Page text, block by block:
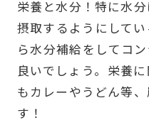
栄養と水分！特に水
摂取するようにして
ら水分補給をしてコ
良いでしょう。栄養
もカレーやうどん等
す！